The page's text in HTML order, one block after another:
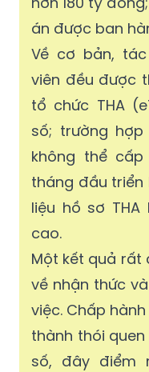
án được ban
Về cơ bản,
viên đều được
tổ chức THA
số; trường
không thể
tháng đầu triển
liệu hồ sơ THA
cao.
Một kết quả rất
về nhận thức
việc. Chấp
thành thói
số, đây điểm